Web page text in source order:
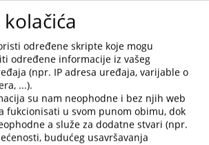
1595PREGLEDA
određene skripte koje mogu
određene informacije iz vašeg
(npr. IP adresa uređaja, varijable o
...).
su nam neophodne i bez njih web
fukcionisati u svom punom obimu, dok
a služe za dodatne stvari (npr.
budućeg usavršavanja